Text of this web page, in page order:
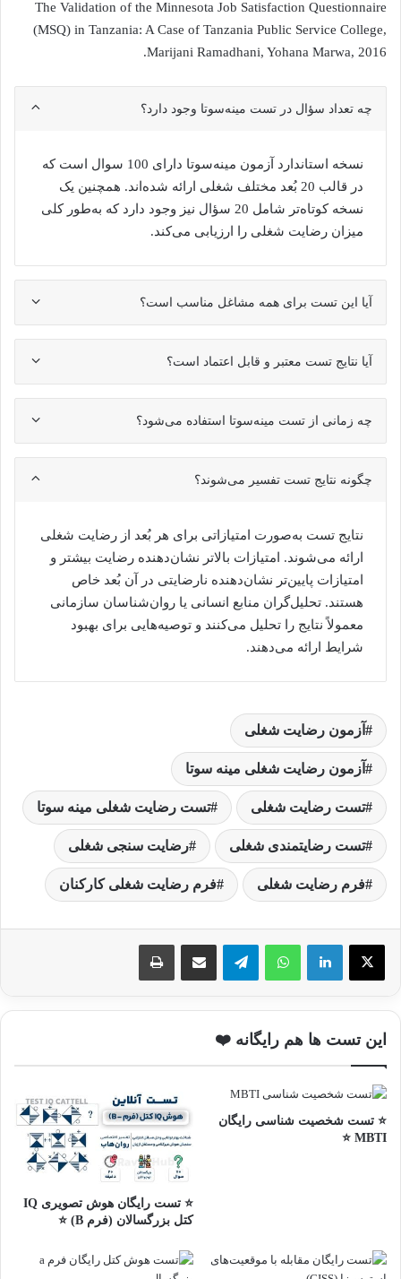
The Validation of the Minnesota Job Satisfaction Questionnaire
(MSQ) in Tanzania: A Case of Tanzania Public Service College,
Marijani Ramadhani, Yohana Marwa, 2016.
چه تعداد سؤال در تست مینه‌سوتا وجود دارد؟
نسخه استاندارد آزمون مینه‌سوتا دارای 100 سوال است که
در قالب 20 بُعد مختلف شغلی ارائه شده‌اند. همچنین یک
نسخه کوتاه‌تر شامل 20 سؤال نیز وجود دارد که به‌طور کلی
میزان رضایت شغلی را ارزیابی می‌کند.
آیا این تست برای همه مشاغل مناسب است؟
آیا نتایج تست معتبر و قابل اعتماد است؟
چه زمانی از تست مینه‌سوتا استفاده می‌شود؟
چگونه نتایج تست تفسیر می‌شوند؟
نتایج تست به‌صورت امتیازاتی برای هر بُعد از رضایت شغلی
ارائه می‌شوند. امتیازات بالاتر نشان‌دهنده رضایت بیشتر و
امتیازات پایین‌تر نشان‌دهنده نارضایتی در آن بُعد خاص
هستند. تحلیل‌گران منابع انسانی یا روان‌شناسان سازمانی
معمولاً نتایج را تحلیل می‌کنند و توصیه‌هایی برای بهبود
شرایط ارائه می‌دهند.
آزمون رضایت شغلی
آزمون رضایت شغلی مینه سوتا
تست رضایت شغلی تست رضایت شغلی مینه سوتا
تست رضایتمندی شغلی رضایت سنجی شغلی
فرم رضایت شغلی فرم رضایت شغلی کارکنان
واتس آپ تلگرام اشتراک گذاری با ایمیل
این تست ها هم رایگانه ❤️
⭐ تست شخصیت شناسی رایگان
MBTI ⭐
⭐ تست رایگان هوش تصویری IQ
کتل بزرگسالان (فرم B) ⭐